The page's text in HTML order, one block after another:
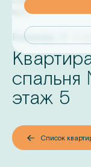
62
Базаева, 11 II
спальня
этаж 5
Список